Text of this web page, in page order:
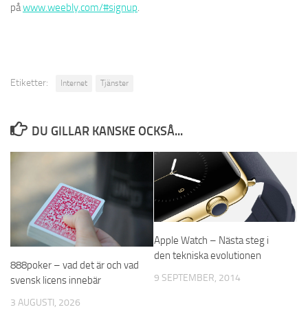
påwww.weebly.com/#signup.
Etiketter: Internet Tjänster
DU GILLAR KANSKE OCKSÅ...
888poker – vad det är och vad
svensk licens innebär
3 AUGUSTI, 2026
Apple Watch – Nästa steg i
den tekniska evolutionen
9 SEPTEMBER, 2014